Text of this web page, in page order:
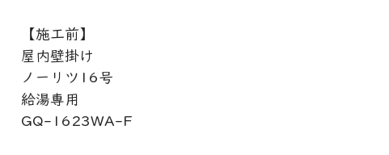
【施工前】
屋内壁掛け
ノーリツ16号
給湯専用
GQ-1623WA-F